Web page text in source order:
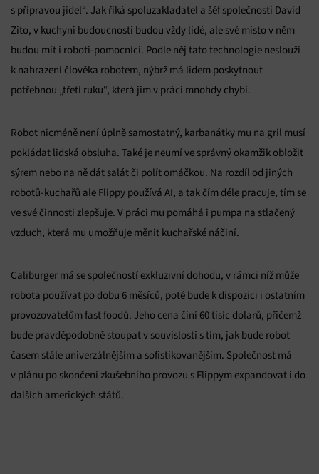
s přípravou jídel“. Jak říká spoluzakladatel a šéf společnosti David
Zito, v kuchyni budoucnosti budou vždy lidé, ale své místo v něm
budou mít i roboti-pomocníci. Podle něj tato technologie neslouží
k nahrazení člověka robotem, nýbrž má lidem poskytnout
potřebnou „třetí ruku“, která jim v práci mnohdy chybí.
Robot nicméně není úplně samostatný, karbanátky mu na gril musí
pokládat lidská obsluha. Také je neumí ve správný okamžik obložit
sýrem nebo na ně dát salát či polít omáčkou. Na rozdíl od jiných
robotů-kuchařů ale Flippy používá AI, a tak čím déle pracuje, tím se
ve své činnosti zlepšuje. V práci mu pomáhá i pumpa na stlačený
vzduch, která mu umožňuje měnit kuchařské náčiní.
Caliburger má se společností exkluzivní dohodu, v rámci níž může
robota používat po dobu 6 měsíců, poté bude k dispozici i ostatním
provozovatelům fast foodů. Jeho cena činí 60 tisíc dolarů, přičemž
bude pravděpodobně stoupat v souvislosti s tím, jak bude robot
časem stále univerzálnějším a sofistikovanějším. Společnost má
v plánu po skončení zkušebního provozu s Flippym expandovat i do
dalších amerických států.